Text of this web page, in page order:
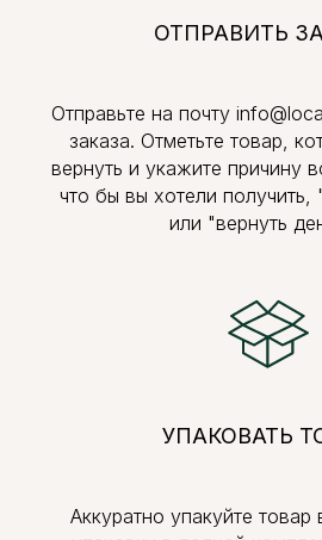
ОТПРАВИТЬ
Отправьте на почту
заказа. Отметьте товар,
вернуть и укажите причину
что бы вы хотели получить,
или "вернуть
УПАКОВАТЬ
Аккуратно упакуйте товар